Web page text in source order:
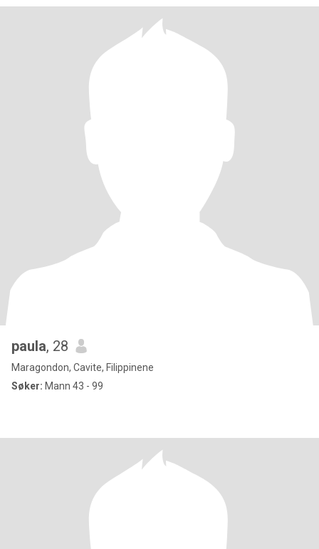
paula, 28
Maragondon, Cavite, Filippinene
Søker: Mann 43 - 99